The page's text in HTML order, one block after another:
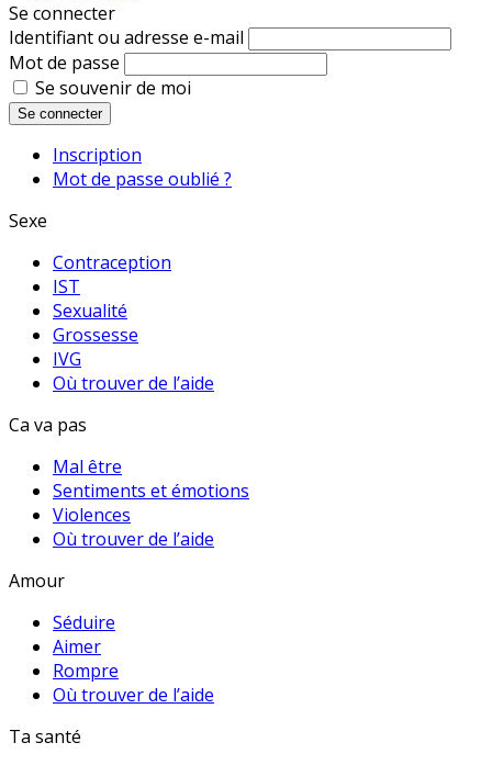
Se connecter
Identifiant ou adresse e-mail
Mot de passe
Se souvenir de moi
Se connecter
Inscription
Mot de passe oublié ?
Sexe
Contraception
IST
Sexualité
Grossesse
IVG
Où trouver de l’aide
Ca va pas
Mal être
Sentiments et émotions
Violences
Où trouver de l’aide
Amour
Séduire
Aimer
Rompre
Où trouver de l’aide
Ta santé